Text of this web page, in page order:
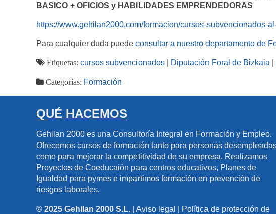
BASICO + OFICIOS y HABILIDADES EMPRENDEDORAS
https://www.gehilan2000.com/formacion/cursos-subvencionados-
Para cualquier duda puede consultar a nuestro departamento de
Etiquetas: cursos subvencionados Diputación Foral de Bizkaia
Categorías: Formación
QUÉ HACEMOS
Gehilan 2000 es una Consultoría Integral en Formación y Empleo.
Ofrecemos cursos de formación tanto para personas
como para mejorar la competitividad de su empresa. Realizamos
Proyectos de Coeducaión para centros educativos, Planes de
Igualdad para pymes e impartimos formación en prevención de
riesgos laborales.
© 2025 Gehilan 2000 S.L. Aviso legal Política de protección de